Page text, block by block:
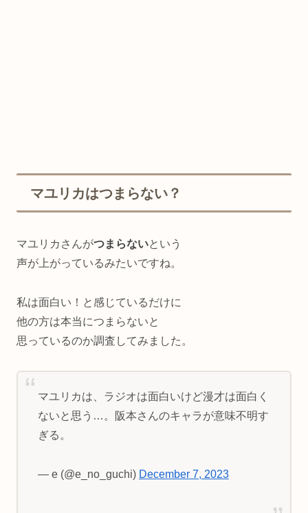
マユリカはつまらない？
マユリカさんがつまらないという
声が上がっているみたいですね。
私は面白い！と感じているだけに
他の方は本当につまらないと
思っているのか調査してみました。
マユリカは、ラジオは面白いけど漫才は面白く
ないと思う…。阪本さんのキャラが意味不明す
ぎる。
— e (@e_no_guchi) December 7, 2023